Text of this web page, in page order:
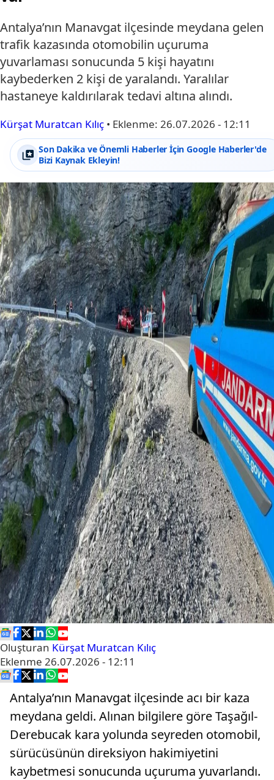
Antalya’nın Manavgat ilçesinde meydana gelen
trafik kazasında otomobilin uçuruma
yuvarlaması sonucunda 5 kişi hayatını
kaybederken 2 kişi de yaralandı. Yaralılar
hastaneye kaldırılarak tedavi altına alındı.
Kürşat Muratcan Kılıç • Eklenme: 26.07.2026 - 12:11
Son Dakika ve Önemli Haberler İçin Google Haberler'de
Bizi Kaynak Ekleyin!
Oluşturan Kürşat Muratcan Kılıç
Eklenme 26.07.2026 - 12:11
Antalya’nın Manavgat ilçesinde acı bir kaza
meydana geldi. Alınan bilgilere göre Taşağıl-
Derebucak kara yolunda seyreden otomobil,
sürücüsünün direksiyon hakimiyetini
kaybetmesi sonucunda uçuruma yuvarlandı.